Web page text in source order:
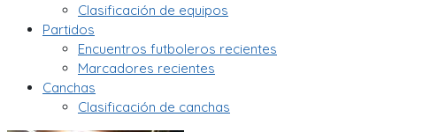
Clasificación de equipos
Partidos
Encuentros futboleros recientes
Marcadores recientes
Canchas
Clasificación de canchas